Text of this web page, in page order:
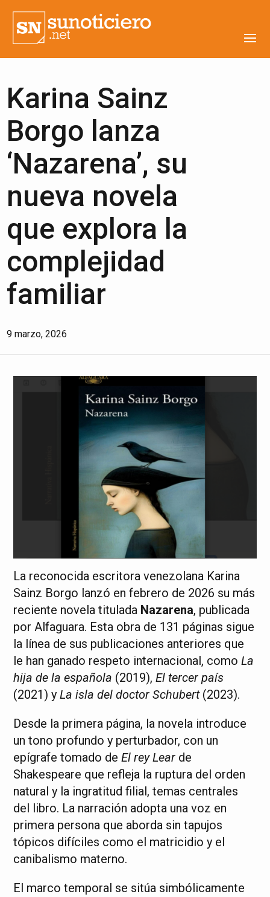
Karina Sainz
Borgo lanza
‘Nazarena’, su
nueva novela
que explora la
complejidad
familiar
9 marzo, 2026
La reconocida escritora venezolana Karina
Sainz Borgo lanzó en febrero de 2026 su más
reciente novela titulada Nazarena, publicada
por Alfaguara. Esta obra de 131 páginas sigue
la línea de sus publicaciones anteriores que
le han ganado respeto internacional, comoLa
hija de la española (2019),El tercer país
(2021) yLa isla del doctor Schubert(2023).
Desde la primera página, la novela introduce
un tono profundo y perturbador, con un
epígrafe tomado deEl rey Lear de
Shakespeare que refleja la ruptura del orden
natural y la ingratitud filial, temas centrales
del libro. La narración adopta una voz en
primera persona que aborda sin tapujos
tópicos difíciles como el matricidio y el
canibalismo materno.
El marco temporal se sitúa simbólicamente